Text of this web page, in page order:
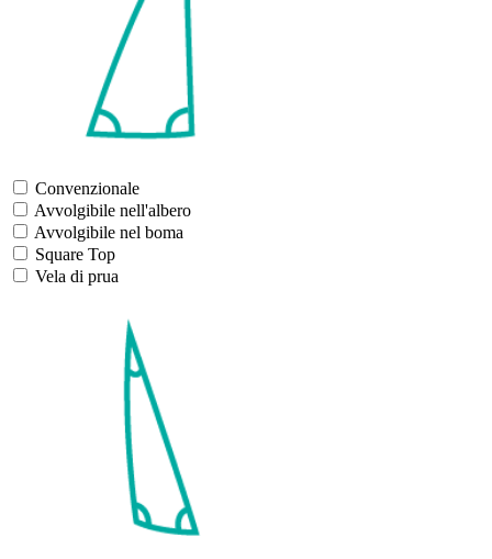
Convenzionale
Avvolgibile nell'albero
Avvolgibile nel boma
Square Top
Vela di prua